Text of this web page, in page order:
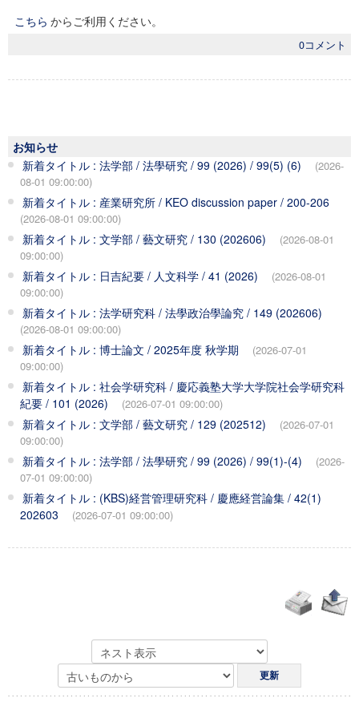
その他
こちら からご利用ください。
0コメント
お知らせ
新着タイトル : 法学部 / 法學研究 / 99 (2026) / 99(5) (6)
(2026-
08-01 09:00:00)
新着タイトル : 産業研究所 / KEO discussion paper / 200-206
(2026-08-01 09:00:00)
新着タイトル : 文学部 / 藝文研究 / 130 (202606)
(2026-08-01
09:00:00)
新着タイトル : 日吉紀要 / 人文科学 / 41 (2026)
(2026-08-01
09:00:00)
新着タイトル : 法学研究科 / 法學政治學論究 / 149 (202606)
(2026-08-01 09:00:00)
新着タイトル : 博士論文 / 2025年度 秋学期
(2026-07-01
09:00:00)
新着タイトル : 社会学研究科 / 慶応義塾大学大学院社会学研究科
紀要 / 101 (2026)
(2026-07-01 09:00:00)
新着タイトル : 文学部 / 藝文研究 / 129 (202512)
(2026-07-01
09:00:00)
新着タイトル : 法学部 / 法學研究 / 99 (2026) / 99(1)-(4)
(2026-
07-01 09:00:00)
新着タイトル : (KBS)経営管理研究科 / 慶應経営論集 / 42(1)
202603
(2026-07-01 09:00:00)